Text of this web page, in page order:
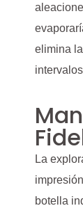
elimina
La
botella